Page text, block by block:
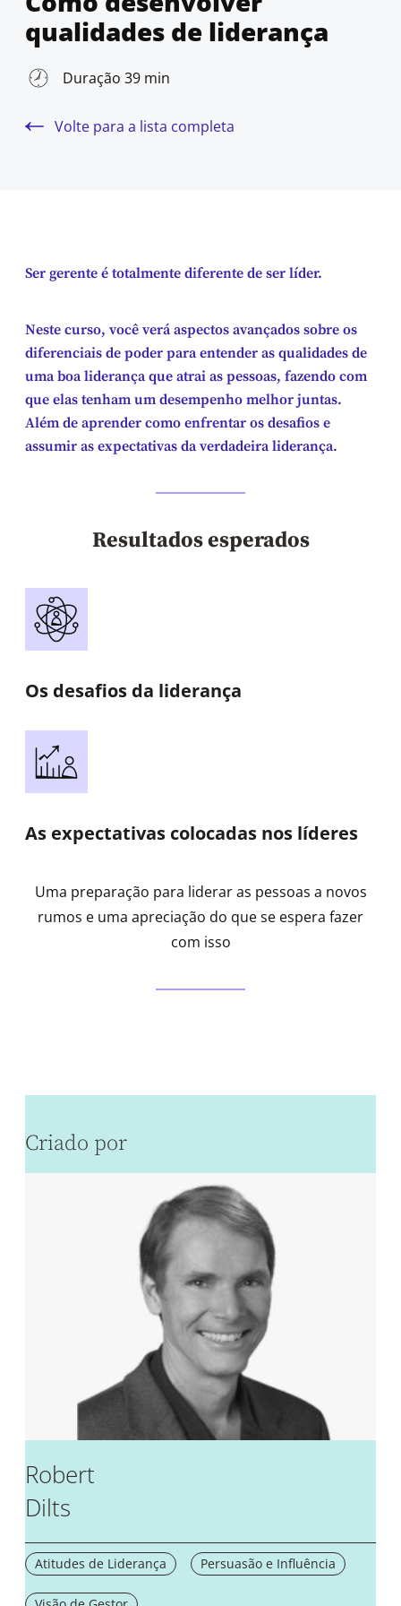
qualidades de liderança
Duração 39 min
Volte para a lista completa
Ser gerente é totalmente diferente de ser líder.
Neste curso, você verá aspectos avançados sobre os
diferenciais de poder para entender as qualidades de
uma boa liderança que atrai as pessoas, fazendo com
que elas tenham um desempenho melhor juntas.
Além de aprender como enfrentar os desafios e
assumir as expectativas da verdadeira liderança.
Resultados esperados
Os desafios da liderança
As expectativas colocadas nos líderes
Uma preparação para liderar as pessoas a novos
rumos e uma apreciação do que se espera fazer
com isso
Criado por
Robert
Dilts
Atitudes de Liderança Persuasão e Influência